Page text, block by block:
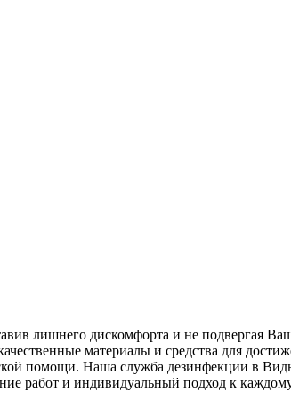
лишнего дискомфорта и не подвергая
материалы и средства для
помощи. Наша служба дезинфекции в
работ и индивидуальный подход к